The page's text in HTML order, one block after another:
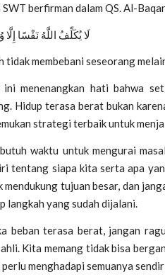
SWT berfirman dalam QS. Al-
لَا يُكَلِّفُ اللَّهُ نَفْسًا إِلَّا
tidak membebani seseorang
menenangkan hati bahwa
Hidup terasa berat bukan
strategi terbaik untuk
waktu untuk mengurai
tentang siapa kita serta apa
mendukung tujuan besar, dan
langkah yang sudah dijalani.
beban terasa berat, jangan
Kita memang tidak bisa
menghadapi semuanya